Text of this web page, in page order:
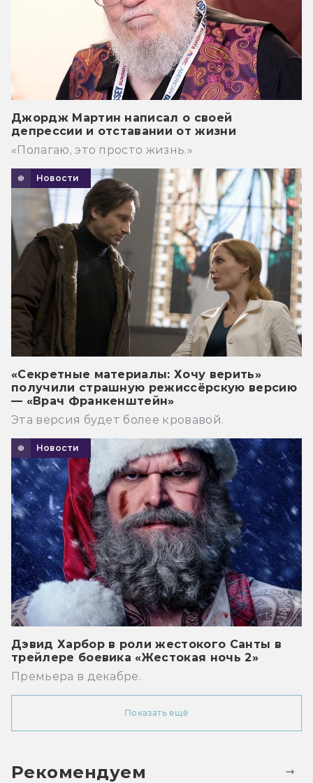
Джордж Мартин написал о своей
депрессии и отставании от жизни
«Полагаю, это просто жизнь.»
Новости
«Секретные материалы: Хочу верить»
получили страшную режиссёрскую версию
— «Врач Франкенштейн»
Эта версия будет более кровавой.
Новости
Дэвид Харбор в роли жестокого Санты в
трейлере боевика «Жестокая ночь 2»
Премьера в декабре.
Показать ещё
Рекомендуем